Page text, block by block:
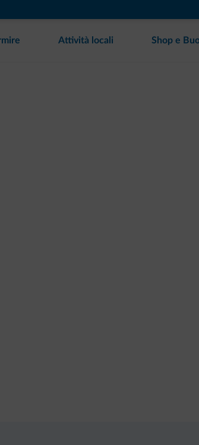
Attività locali Shop e